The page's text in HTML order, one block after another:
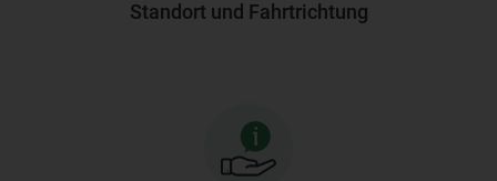
Standort und Fahrtrichtung